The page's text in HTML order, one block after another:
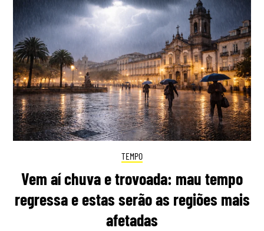
TEMPO
Vem aí chuva e trovoada: mau tempo
regressa e estas serão as regiões mais
afetadas